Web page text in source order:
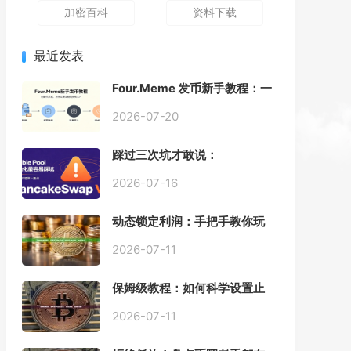
加密百科 资料下载
最近发表
Four.Meme 发币新手教程：一
动踩坑
2026-07-20
踩过三次坑才敢说：
Pool 最容易翻车的不是手续
2026-07-16
动态锁定利润：手把手教你玩
2026-07-11
保姆级教程：如何科学设置止
2026-07-11